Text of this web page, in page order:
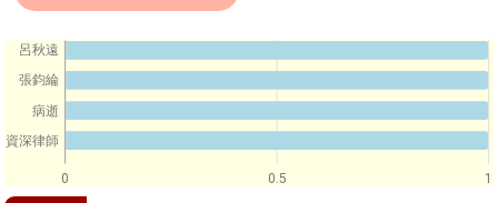
0 0.5 1
呂秋遠
張鈞綸
病逝
資深律師